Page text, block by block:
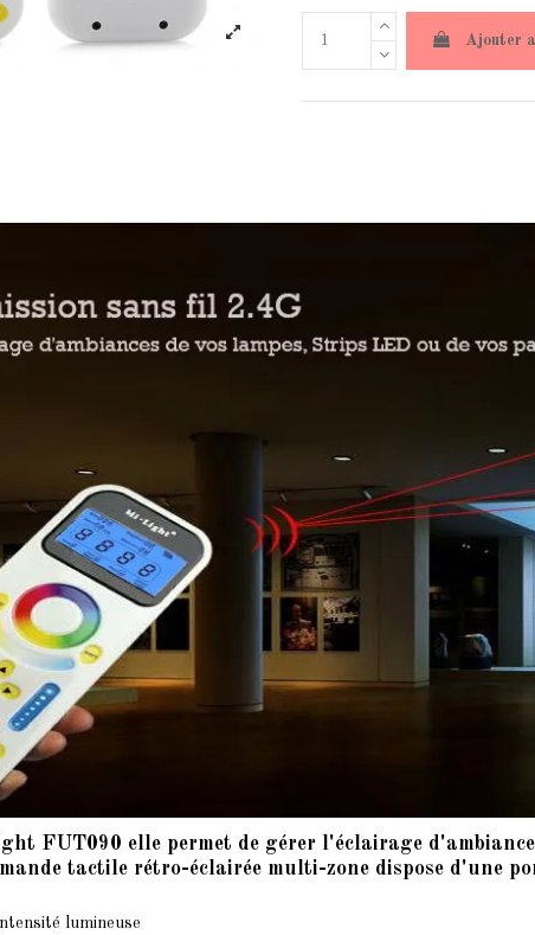
Ajouter
FUT090 elle permet de gérer l'éclairage
tactile rétro-éclairée multi-zone dispose d'une
lumineuse